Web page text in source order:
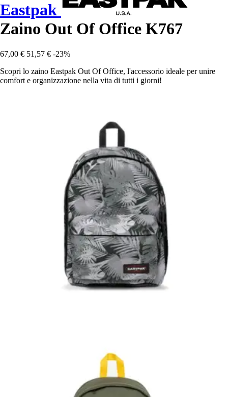
Eastpak
Zaino Out Of Office K767
67,00 € 51,57 € -23%
Scopri lo zaino Eastpak Out Of Office, l'accessorio ideale per unire
comfort e organizzazione nella vita di tutti i giorni!